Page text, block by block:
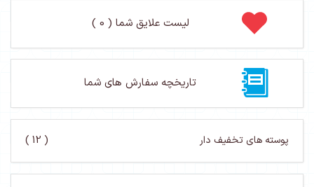
لیست علایق شما ( 0 )
تاریخچه سفارش های شما
پوسته های تخفیف دار ( 12 )